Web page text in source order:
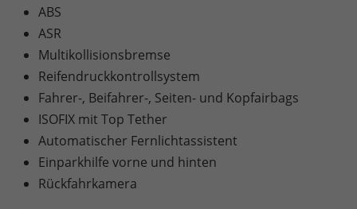
ABS
ASR
Multikollisionsbremse
Reifendruckkontrollsystem
Fahrer-, Beifahrer-, Seiten- und Kopfairbags
ISOFIX mit Top Tether
Automatischer Fernlichtassistent
Einparkhilfe vorne und hinten
Rückfahrkamera